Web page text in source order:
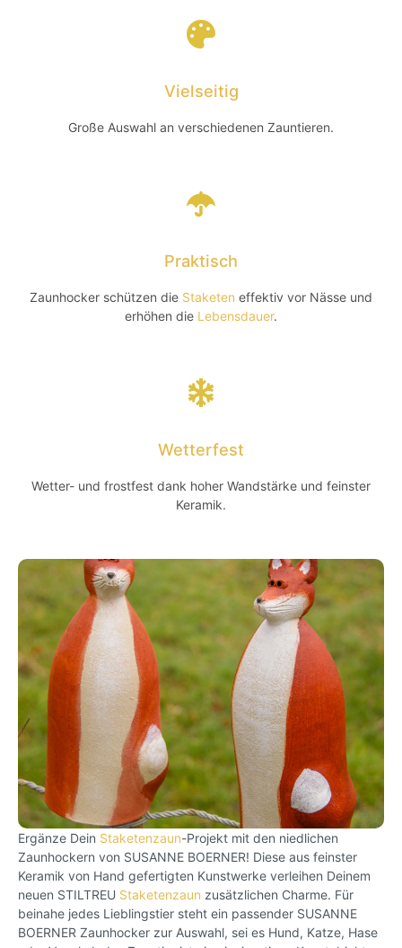
Vielseitig
Große Auswahl an verschiedenen Zauntieren.
Praktisch
Zaunhocker schützen die Staketen effektiv vor Nässe und
erhöhen die Lebensdauer.
Wetterfest
Wetter- und frostfest dank hoher Wandstärke und feinster
Keramik.
Ergänze Dein Staketenzaun-Projekt mit den niedlichen
Zaunhockern von SUSANNE BOERNER! Diese aus feinster
Keramik von Hand gefertigten Kunstwerke verleihen Deinem
neuen STILTREU Staketenzaun zusätzlichen Charme. Für
beinahe jedes Lieblingstier steht ein passender SUSANNE
BOERNER Zaunhocker zur Auswahl, sei es Hund, Katze, Hase